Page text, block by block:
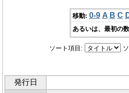
移動: 0-9 A B C
あるいは、最初の
ソート項目:
発行日